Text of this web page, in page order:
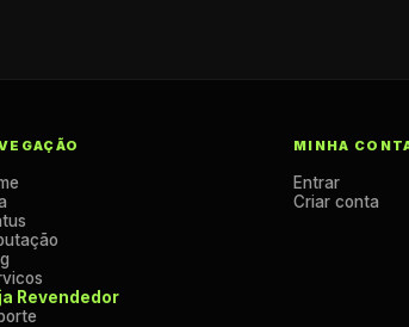
Revendedor
MINHA
Entrar
Criar conta